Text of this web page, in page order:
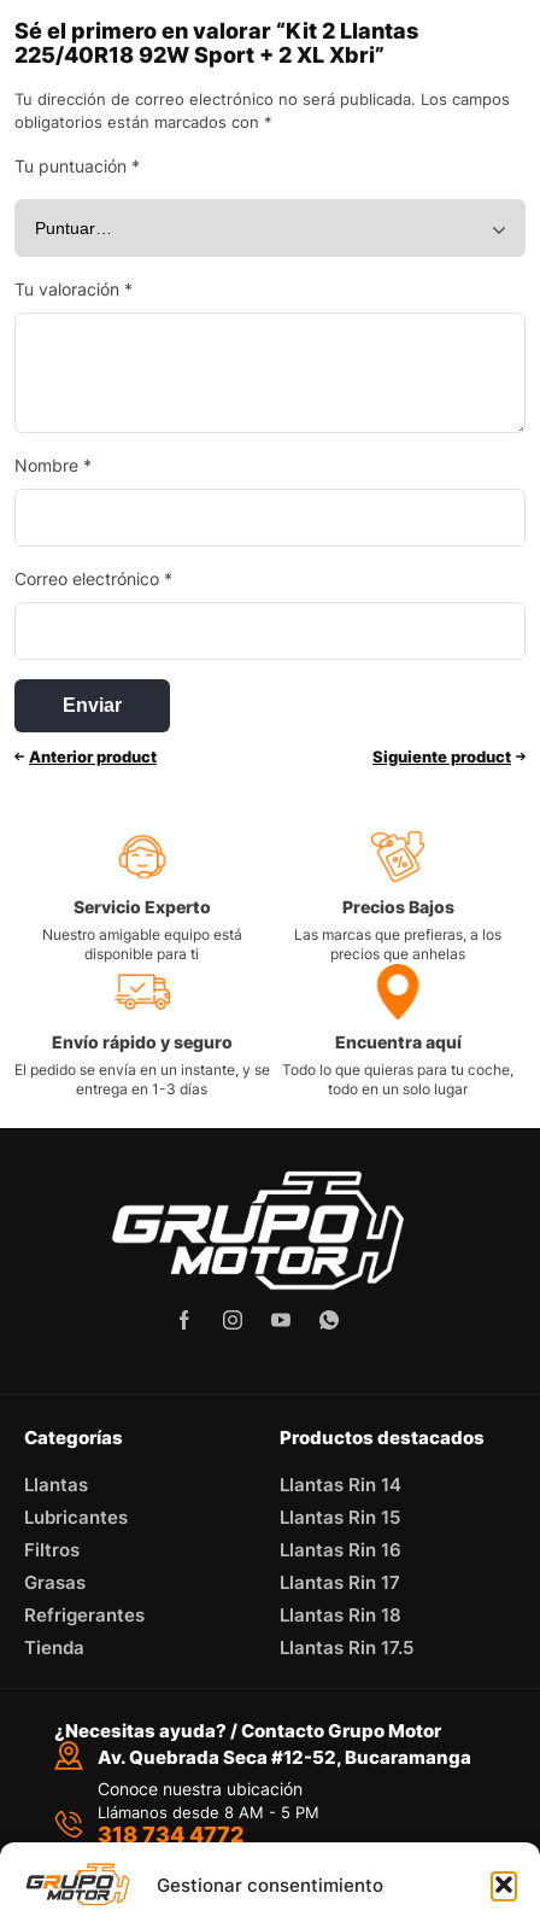
Gestionar consentimiento
Sé el primero en valorar “Kit 2 Llantas
225/40R18 92W Sport + 2 XL Xbri”
Tu dirección de correo electrónico no será publicada. Los campos
obligatorios están marcados con *
Tu puntuación *
Tu valoración *
Nombre *
Correo electrónico *
Anterior product Siguiente product
Servicio Experto
Nuestro amigable equipo está
disponible para ti
Precios Bajos
Las marcas que prefieras, a los
precios que anhelas
Envío rápido y seguro
El pedido se envía en un instante, y se
entrega en 1-3 días
Encuentra aquí
Todo lo que quieras para tu coche,
todo en un solo lugar
Categorías
Llantas
Lubricantes
Filtros
Grasas
Refrigerantes
Tienda
Productos destacados
Llantas Rin 14
Llantas Rin 15
Llantas Rin 16
Llantas Rin 17
Llantas Rin 18
Llantas Rin 17.5
¿Necesitas ayuda? / Contacto Grupo Motor
Av. Quebrada Seca #12-52, Bucaramanga
Conoce nuestra ubicación
Llámanos desde 8 AM - 5 PM
318 734 4772
Por medio de WhatsApp